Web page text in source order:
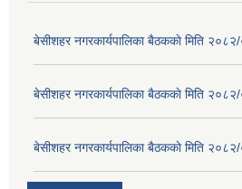
बे‍‍सीशहर नगरकार्यपालिका बैठककाे मिति
बे‍‍सीशहर नगरकार्यपालिका बैठककाे मिति
बे‍‍सीशहर नगरकार्यपालिका बैठककाे मिति